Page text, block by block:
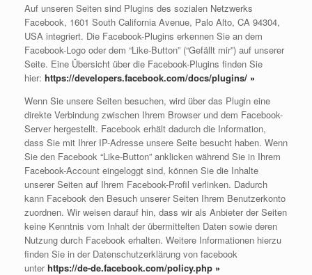
Auf unseren Seiten sind Plugins des sozialen Netzwerks
Facebook, 1601 South California Avenue, Palo Alto, CA 94304,
USA integriert. Die Facebook-Plugins erkennen Sie an dem
Facebook-Logo oder dem “Like-Button” (“Gefällt mir”) auf unserer
Seite. Eine Übersicht über die Facebook-Plugins finden Sie
hier: https://developers.facebook.com/docs/plugins/ »
Wenn Sie unsere Seiten besuchen, wird über das Plugin eine
direkte Verbindung zwischen Ihrem Browser und dem Facebook-
Server hergestellt. Facebook erhält dadurch die Information,
dass Sie mit Ihrer IP-Adresse unsere Seite besucht haben. Wenn
Sie den Facebook “Like-Button” anklicken während Sie in Ihrem
Facebook-Account eingeloggt sind, können Sie die Inhalte
unserer Seiten auf Ihrem Facebook-Profil verlinken. Dadurch
kann Facebook den Besuch unserer Seiten Ihrem Benutzerkonto
zuordnen. Wir weisen darauf hin, dass wir als Anbieter der Seiten
keine Kenntnis vom Inhalt der übermittelten Daten sowie deren
Nutzung durch Facebook erhalten. Weitere Informationen hierzu
finden Sie in der Datenschutzerklärung von facebook
unterhttps://de-de.facebook.com/policy.php »